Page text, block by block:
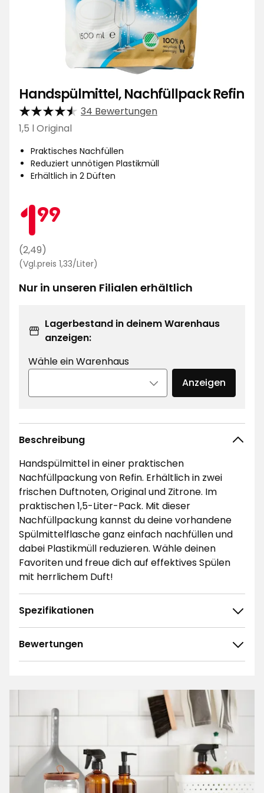
Handspülmittel, Nachfüllpack Refin
34 Bewertungen
1,5 l Original
Praktisches Nachfüllen
Reduziert unnötigen Plastikmüll
Erhältlich in 2 Düften
Aktionspreis
199
€
Regulärer
Preis
€
(2,49)
(Vgl.preis 1,33/Liter)
€
Nur in unseren Filialen erhältlich
Lagerbestand in deinem Warenhaus
anzeigen:
Wähle ein Warenhaus
Anzeigen
Beschreibung
Handspülmittel in einer praktischen
Nachfüllpackung von Refin. Erhältlich in zwei
frischen Duftnoten, Original und Zitrone. Im
praktischen 1,5-Liter-Pack. Mit dieser
Nachfüllpackung kannst du deine vorhandene
Spülmittelflasche ganz einfach nachfüllen und
dabei Plastikmüll reduzieren. Wähle deinen
Favoriten und freue dich auf effektives Spülen
mit herrlichem Duft!
Spezifikationen
Bewertungen
4.5
34 ratings
Sortieren nach
Filtern nach